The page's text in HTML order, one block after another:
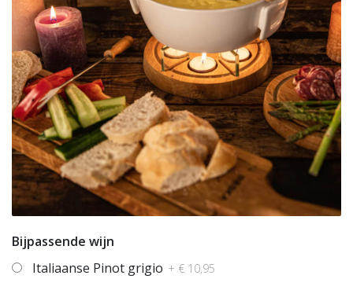
Bijpassende wijn
Italiaanse Pinot grigio + € 10,95